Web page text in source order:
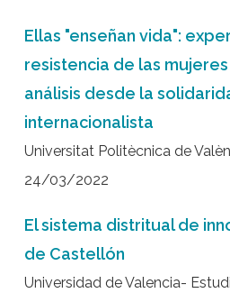
Ellas "enseñan vida":
resistencia de las
análisis desde la
internacionalista
Universitat Politècnica de
24/03/2022
El sistema distritual de
de Castellón
Universidad de Valencia- Estudi